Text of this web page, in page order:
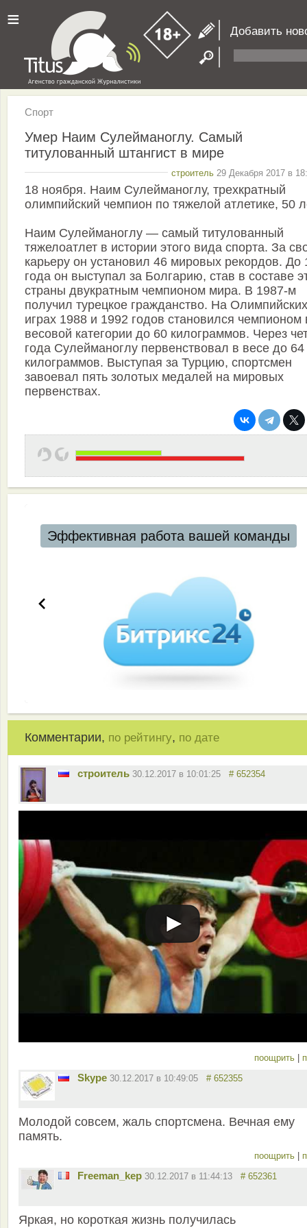
≡ Добавить
Спорт
Умер Наим Сулейманоглу. Самый
титулованный штангист в мире
строитель 29 Декабря 2017 в
18 ноября. Наим Сулейманоглу, трехкратный
олимпийский чемпион по тяжелой атлетике, 50
Наим Сулейманоглу — самый титулованный
тяжелоатлет в истории этого вида спорта. За
карьеру он установил 46 мировых рекордов. До
года он выступал за Болгарию, став в составе
страны двукратным чемпионом мира. В 1987-м
получил турецкое гражданство. На Олимпийских
играх 1988 и 1992 годов становился чемпионом
весовой категории до 60 килограммов. Через
года Сулейманоглу первенствовал в весе до 64
килограммов. Выступая за Турцию, спортсмен
завоевал пять золотых медалей на мировых
первенствах.
Эффективная работа вашей команды
Комментарии, по рейтингу, по дате
строитель 30.12.2017 в 10:01:25 # 652354
поощрить |
Skype 30.12.2017 в 10:49:05 # 652355
Молодой совсем, жаль спортсмена. Вечная ему
память.
поощрить |
Freeman_kep 30.12.2017 в 11:44:13 # 652361
Яркая, но короткая жизнь получилась